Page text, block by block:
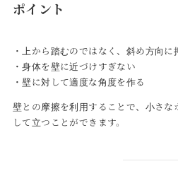
ポイント
・上から踏むのではなく、斜め方向に
・身体を壁に近づけすぎない
・壁に対して適度な角度を作る
壁との摩擦を利用することで、小さ
して立つことができます。